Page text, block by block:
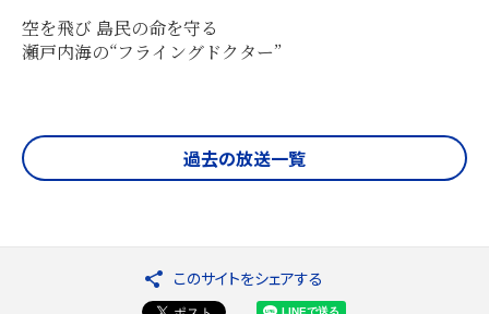
空を飛び 島民の命を守る
瀬戸内海の“フライングドクター”
過去の放送一覧
このサイトをシェアする